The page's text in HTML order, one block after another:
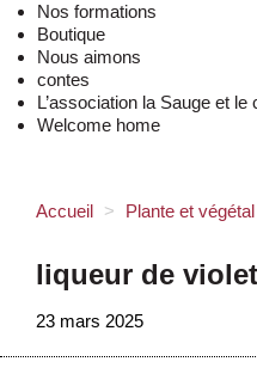
Nos formations
Boutique
Nous aimons
contes
L’association la Sauge et le
Welcome home
Accueil > Plante et végétal
liqueur de
23 mars 2025